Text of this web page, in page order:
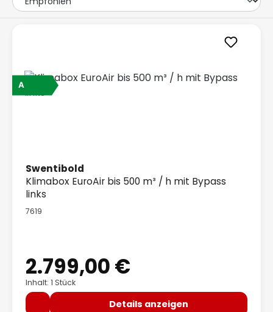
A
Swentibold
Klimabox EuroAir bis 500 m³ / h mit Bypass
links
7619
Regulärer Preis:
2.799,00 €
Inhalt: 1 Stück
Details anzeigen